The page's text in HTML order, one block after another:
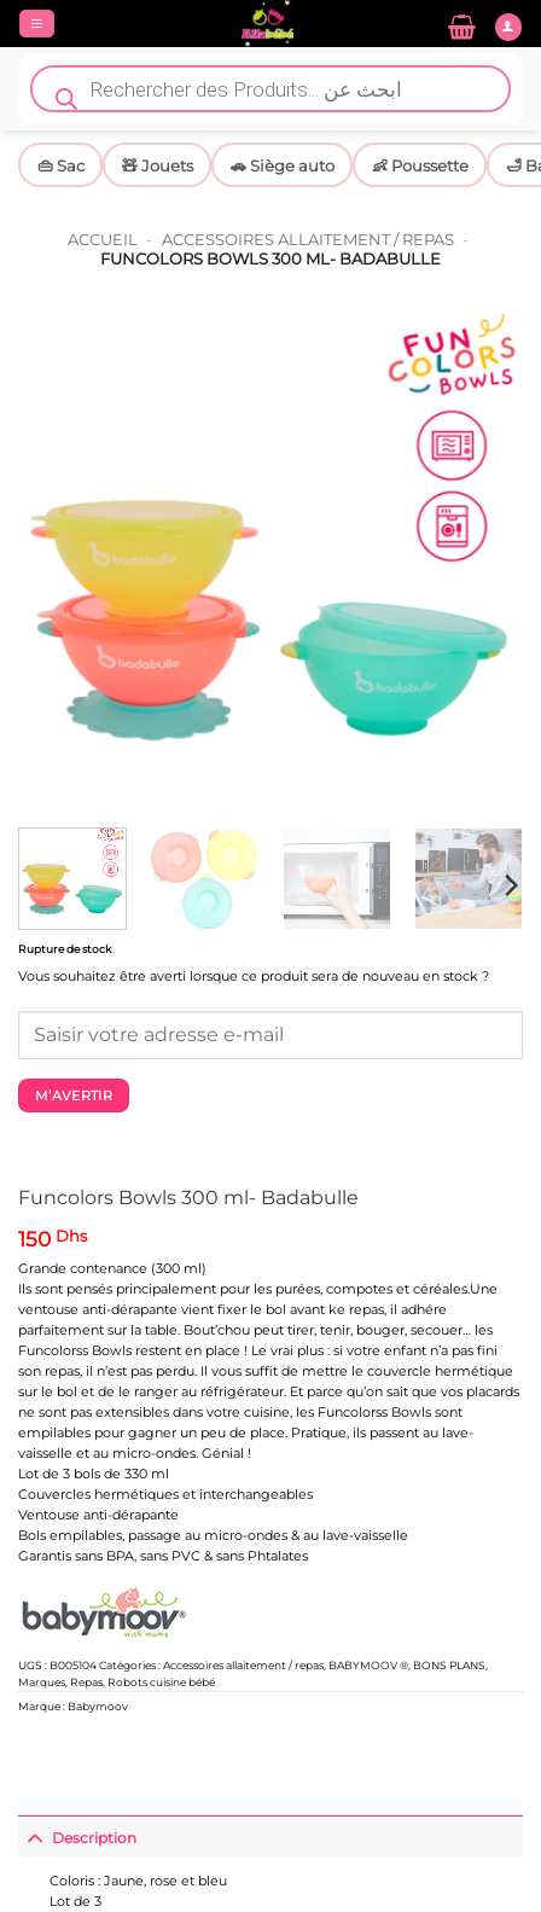
Passer
contenu
Recherche
de
produits
👜 Sac 🧸 Jouets 🚗 Siège auto 👶 Poussette 🛁
ACCUEIL - ACCESSOIRES ALLAITEMENT / REPAS -
FUNCOLORS BOWLS 300 ML- BADABULLE
Funcolors Bowls 300 ml- Badabulle
150 Dhs
Grande contenance (300 ml)
Ils sont pensés principalement pour les purées, compotes et céréales.Une
ventouse anti-dérapante vient fixer le bol avant ke repas, il adhére
parfaitement sur la table. Bout’chou peut tirer, tenir, bouger, secouer… les
Funcolorss Bowls restent en place ! Le vrai plus : si votre enfant n’a pas fini
son repas, il n’est pas perdu. Il vous suffit de mettre le couvercle hermétique
sur le bol et de le ranger au réfrigérateur. Et parce qu’on sait que vos placards
ne sont pas extensibles dans votre cuisine, les Funcolorss Bowls sont
empilables pour gagner un peu de place. Pratique, ils passent au lave-
vaisselle et au micro-ondes. Génial !
Lot de 3 bols de 330 ml
Couvercles hermétiques et interchangeables
Ventouse anti-dérapante
Bols empilables, passage au micro-ondes & au lave-vaisselle
Garantis sans BPA, sans PVC & sans Phtalates
Rupture de stock
Vous souhaitez être averti lorsque ce produit sera de nouveau en stock ?
M’AVERTIR
UGS : B005104Catégories :Accessoires allaitement / repas BABYMOOV ® BONS PLANS
Marques Repas Robots cuisine bébé
Marque : Babymoov
Description
Coloris : Jaune, rose et bleu
Lot de 3